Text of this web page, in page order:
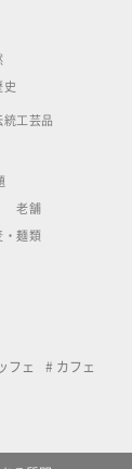
史
統工芸品
老舗
・麺類
フェ
カフェ